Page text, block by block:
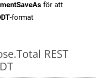
för att
-format
REST